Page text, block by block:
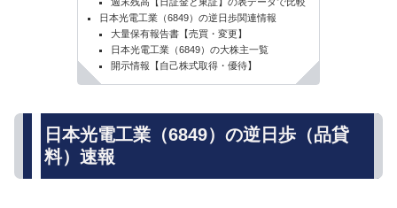
日本光電工業（6849）の逆日歩関連情報
大量保有報告書【売買・変更】
日本光電工業（6849）の大株主一覧
開示情報【自己株式取得・優待】
日本光電工業（6849）の逆日歩（品貸
料）速報